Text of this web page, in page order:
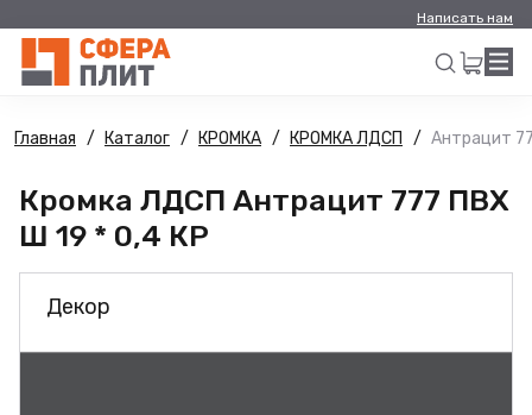
Написать нам
Искать
Главная Каталог КРОМКА КРОМКА ЛДСП Антрацит
Кромка ЛДСП Антрацит 777 ПВХ
Ш 19 * 0,4 КР
Декор